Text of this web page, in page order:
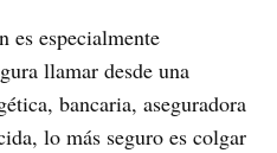
es especialmente
llamar desde una
bancaria, aseguradora
lo más seguro es colgar